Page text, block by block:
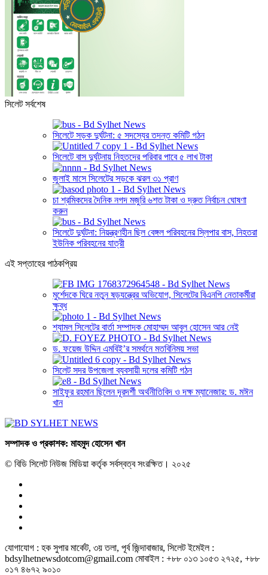
সিলেট সর্বশেষ
সিলেটে সড়ক দুর্ঘটনা: ৫ সদস্যের তদন্ত কমিটি গঠন
সিলেটে বাস দুর্ঘটনায় নিহতদের পরিবার পাবে ৫ লাখ টাকা
জুলাই মাসে সিলেটের সড়কে ঝরল ৩১ প্রাণ
চা শ্রমিকদের দৈনিক নগদ মজুরি ৬শত টাকা ও দ্রুত নির্বাচন ঘোষণা
করুন
সিলেটে দুর্ঘটনা: নিয়ন্ত্রণহীন ছিল বেঙ্গল পরিবহনের স্লিপার বাস, নিহতরা
ইউনিক পরিবহনের যাত্রী
এই সপ্তাহের পাঠকপ্রিয়
মুর্শেদকে ঘিরে নতুন ষড়যন্ত্রের অভিযোগ, সিলেটের বিএনপি নেতাকর্মীরা
ক্ষুব্ধ
শ্যামল সিলেটের বার্তা সম্পাদক মোহাম্মদ আবুল হোসেন আর নেই
ড. ফয়েজ উদ্দিন এমবিই’র সমর্থনে মতবিনিময় সভা
সিলেট সদর উপজেলা ব্যবসায়ী দলের কমিটি গঠন
সাইফুর রহমান ছিলেন দূরদর্শী অর্থনীতিবিদ ও দক্ষ ম্যানেজার: ড. মঈন
খান
সম্পাদক ও প্রকাশক: মাহমুদ হোসেন খান
© বিডি সিলেট নিউজ মিডিয়া কর্তৃক সর্বস্বত্ব সংরক্ষিত। ২০২৫
যোগাযোগ : হক সুপার মার্কেট, ৩য় তলা, পূর্ব জিন্দাবাজার, সিলেট ইমেইল :
bdsylhetnewsdotcom@gmail.com মোবাইল : +৮৮ ০১৩ ১০৫৩ ২৭২৫, +৮৮
০১৭ ৪৬৭২ ৯০১০